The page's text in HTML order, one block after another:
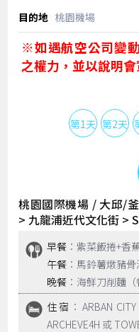
桃園機場
※如遇航空公司變
之權力，並以說明
第1天 第2天
桃園國際機場 / 大邱/
> 九龍浦近代文化街 >
早餐 ：紫菜飯捲+香
午餐 ：馬鈴薯燉豬
晚餐 ：海鮮刀削麵
住宿 ：ARBAN
ARCHEVE4H 或